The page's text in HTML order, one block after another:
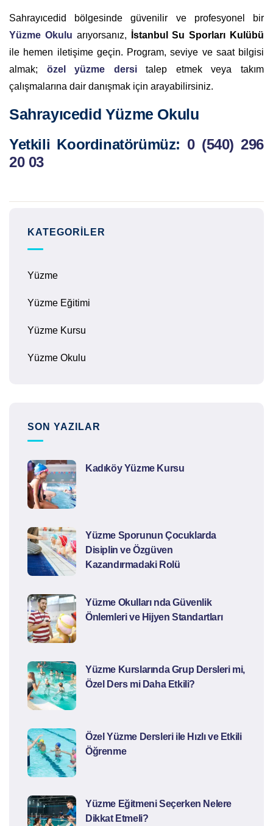
Sahrayıcedid bölgesinde güvenilir ve profesyonel bir
Yüzme Okulu arıyorsanız,
İstanbul Su Sporları Kulübü
ile hemen iletişime geçin. Program, seviye ve saat bilgisi
almak; özel yüzme dersitalep etmek veya takım
çalışmalarına dair danışmak için arayabilirsiniz.
Sahrayıcedid Yüzme Okulu
Yetkili Koordinatörümüz: 0 (540) 296
20 03
KATEGORILER
Yüzme
Yüzme Eğitimi
Yüzme Kursu
Yüzme Okulu
SON YAZILAR
Kadıköy Yüzme Kursu
Yüzme Sporunun Çocuklarda
Disiplin ve Özgüven
Kazandırmadaki Rolü
Yüzme Okulları nda Güvenlik
Önlemleri ve Hijyen Standartları
Yüzme Kurslarında Grup Dersleri mi,
Özel Ders mi Daha Etkili?
Özel Yüzme Dersleri ile Hızlı ve Etkili
Öğrenme
Yüzme Eğitmeni Seçerken Nelere
Dikkat Etmeli?